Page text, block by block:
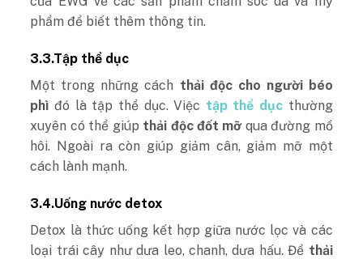
phẩm để biết thêm thông tin.
3.3.Tập thể dục
Một trong những cách thải độc cho người béo
phì đó là tập thể dục. Việc tập thể dục thường
xuyên có thể giúp thải độc đốt mỡ qua đường mồ
hôi. Ngoài ra còn giúp giảm cân, giảm mỡ một
cách lành mạnh.
3.4.Uống nước detox
Detox là thức uống kết hợp giữa nước lọc và các
loại trái cây như dưa leo, chanh, dưa hấu. Để thải